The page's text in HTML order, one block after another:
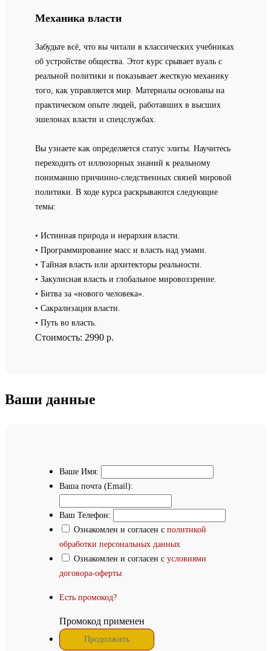
Механика власти
Забудьте всё, что вы читали в классических учебниках
об устройстве общества. Этот курс срывает вуаль с
реальной политики и показывает жесткую механику
того, как управляется мир. Материалы основаны на
практическом опыте людей, работавших в высших
эшелонах власти и спецслужбах.
Вы узнаете как определяется статус элиты. Научитесь
переходить от иллюзорных знаний к реальному
пониманию причинно-следственных связей мировой
политики. В ходе курса раскрываются следующие
темы:
• Истинная природа и иерархия власти.
• Программирование масс и власть над умами.
• Тайная власть или архитекторы реальности.
• Закулисная власть и глобальное мировоззрение.
• Битва за «нового человека».
• Сакрализация власти.
• Путь во власть.
Стоимость: 2990 р.
Ваши данные
Ваше Имя:
Ваша почта (Email):
Ваш Телефон:
Ознакомлен и согласен с политикой
обработки персональных данных
Ознакомлен и согласен с условиями
договора-оферты
Есть промокод?
Промокод применен